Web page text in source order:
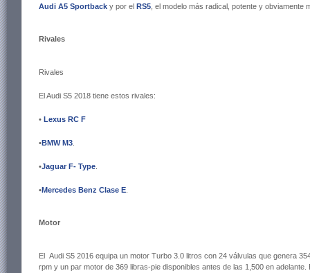
Audi A5 Sportback y por el RS5 , el modelo más radical, potente y obviamente
Rivales
Rivales
El Audi S5 2018 tiene estos rivales:
• Lexus RC F
•BMW M3
•Jaguar F- Type
•Mercedes Benz Clase E
Motor
El Audi S5 2016 equipa un motor Turbo 3.0 litros con 24 válvulas que genera
rpm y un par motor de 369 libras-pie disponibles antes de las 1,500 en